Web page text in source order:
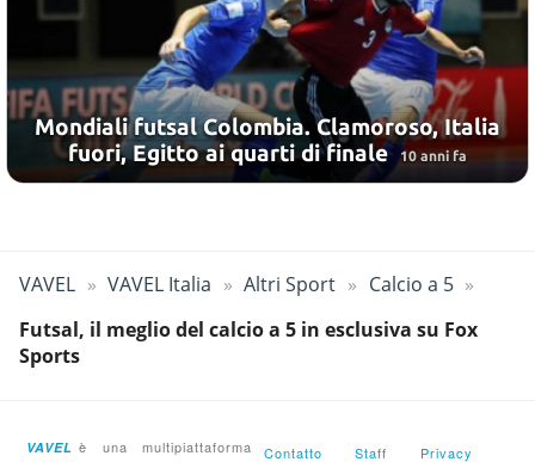
Mondiali futsal Colombia. Clamoroso, Italia
fuori, Egitto ai quarti di finale 10 anni fa
VAVEL VAVEL Italia Altri Sport
Calcio a 5
Futsal, il meglio del calcio a 5 in esclusiva su Fox
Sports
VAVEL è una multipiattaforma
Contatto Staff Privacy